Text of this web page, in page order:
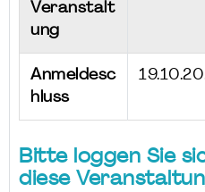
Veranstalt
ung
Anmeldesc
hluss
Bitte loggen Sie
diese